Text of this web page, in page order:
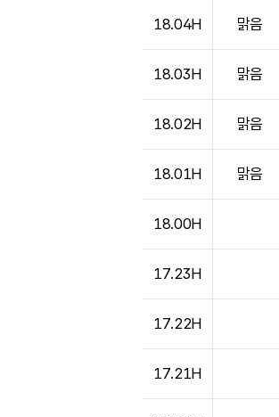
18.04H 맑음
18.03H 맑음
18.02H 맑음
18.01H 맑음
18.00H
17.23H
17.22H
17.21H